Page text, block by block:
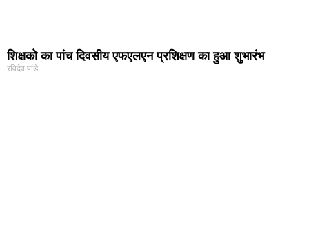
शिक्षको का पांच दिवसीय एफएलएन प्रशिक्षण का हुआ शुभारंभ
रविदेव पांडे